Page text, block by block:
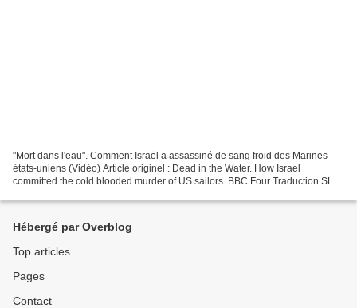
"Mort dans l'eau". Comment Israël a assassiné de sang froid des Marines
états-uniens (Vidéo) Article originel : Dead in the Water. How Israel
committed the cold blooded murder of US sailors. BBC Four Traduction SLT
Hébergé par Overblog
Top articles
Pages
Contact